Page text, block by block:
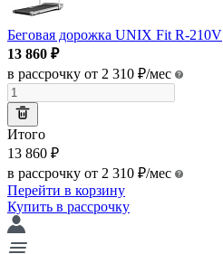
Беговая дорожка UNIX Fit R-210V
13 860 ₽
в рассрочку от 2 310 ₽/мес
Итого
13 860 ₽
в рассрочку от 2 310 ₽/мес
Перейти в корзину
Купить в рассрочку